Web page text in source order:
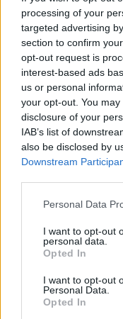
processing of your
targeted advertising
section to confirm
opt-out request is
interest-based ads
us or personal
your opt-out. You
disclosure of your
IAB’s list of
also be disclosed by
Downstream
Personal Data
I want to opt-out
personal data.
Opted In
I want to opt-out
Personal Data.
Opted In
καυσίμων, τα
ειδικές
βασικοί
με τέσσερα